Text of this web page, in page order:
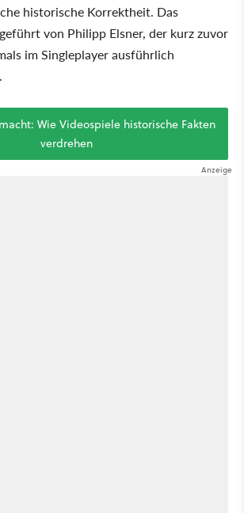
historische Korrektheit. Das
von Philipp Elsner, der kurz zuvor
im Singleplayer ausführlich
Wie Videospiele historische Fakten
verdrehen